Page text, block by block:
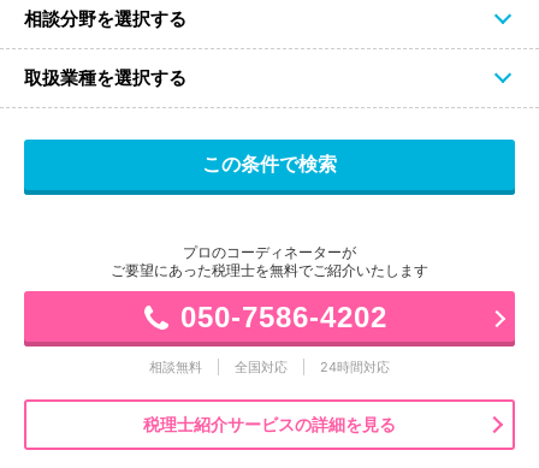
相談分野を選択する
取扱業種を選択する
プロのコーディネーターが
ご要望にあった税理士を無料でご紹介いたします
050-7586-4202
相談無料 全国対応 24時間対応
税理士紹介サービスの詳細を見る